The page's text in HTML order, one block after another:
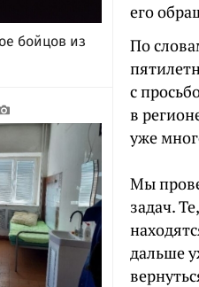
бойцов из
его
По
с
в
уже
Мы
задач.
дальше